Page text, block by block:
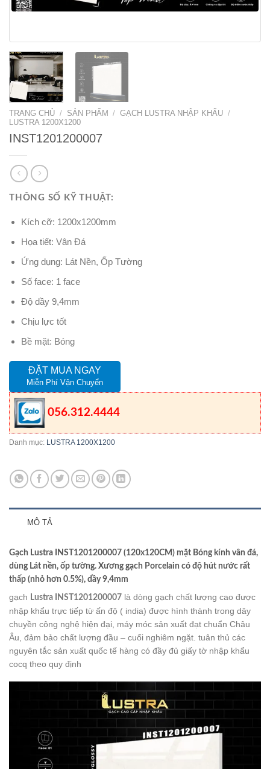
TRANG CHỦ / SẢN PHẨM / GẠCH LUSTRA NHẬP KHẨU /
LUSTRA 1200X1200
INST1201200007
THÔNG SỐ KỸ THUẬT:
Kích cỡ: 1200x1200mm
Họa tiết: Vân Đá
Ứng dụng: Lát Nền, Ốp Tường
Số face: 1 face
Độ dầy 9,4mm
Chịu lực tốt
Bề mặt: Bóng
ĐẶT MUA NGAY
Miễn Phí Vận Chuyển
056.312.4444
Danh mục: LUSTRA 1200X1200
MÔ TẢ
Gạch Lustra INST1201200007 (120x120CM) mặt Bóng kính vân đá,
dùng Lát nền, ốp tường. Xương gạch Porcelain có độ hút nước rất
thấp (nhỏ hơn 0.5%), dầy 9,4mm
gạch Lustra INST1201200007 là dòng gạch chất lượng cao được
nhập khẩu trực tiếp từ ấn độ ( india) được hình thành trong dây
chuyền công nghệ hiện đại, máy móc sản xuất đạt chuẩn Châu
Âu, đảm bảo chất lượng đầu – cuối nghiêm ngặt. tuân thủ các
nguyên tắc sản xuất quốc tế hàng có đầy đủ giấy tờ nhập khẩu
cocq theo quy định